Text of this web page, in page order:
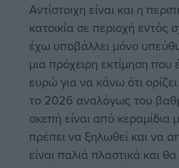
Αντίστοιχη είναι και η
κατοικία σε περιοχή
έχω υποβάλλει μόνο
μια πρόχειρη εκτίμηση
ευρώ για να κάνω ότι
το 2026 αναλόγως του
σκεπή είναι από
πρέπει να ξηλωθεί και να
είναι παλιά πλαστικά και